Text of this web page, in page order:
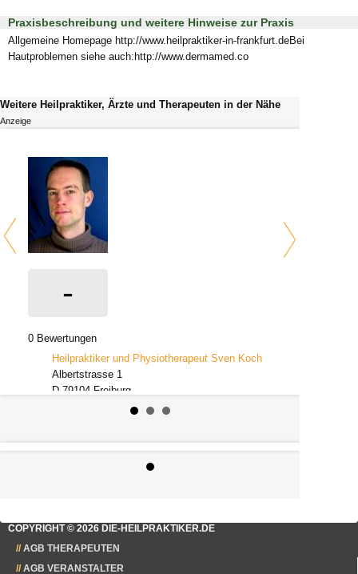
Praxisbeschreibung und weitere Hinweise zur Praxis
Allgemeine Homepage http://www.heilpraktiker-in-frankfurt.deBei
Hautproblemen siehe auch:http://www.dermamed.co
Weitere Heilpraktiker, Ärzte und Therapeuten in der Nähe
Anzeige
-
0 Bewertungen
Heilpraktiker und Physiotherapeut Sven Koch
Albertstrasse 1
D-79104 Freiburg
Beruf: Heilpraktiker
COPYRIGHT © 2026 DIE-HEILPRAKTIKER.DE
AGB THERAPEUTEN
AGB VERANSTALTER